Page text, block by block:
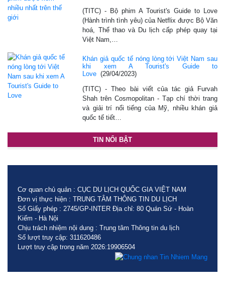
(TITC) - Bộ phim A Tourist's Guide to Love
(Hành trình tình yêu) của Netflix được Bộ Văn
hoá, Thể thao và Du lịch cấp phép quay tại
Việt Nam,…
Khán giả quốc tế nóng lòng tới Việt Nam sau
khi xem A Tourist's Guide to
Love (29/04/2023)
(TITC) - Theo bài viết của tác giả Furvah
Shah trên Cosmopolitan - Tạp chí thời trang
và giải trí nổi tiếng của Mỹ, nhiều khán giả
quốc tế tiết…
TIN NỔI BẬT
Cơ quan chủ quản : CỤC DU LỊCH QUỐC GIA VIỆT NAM
Đơn vị thực hiện : TRUNG TÂM THÔNG TIN DU LỊCH
Số Giấy phép : 2745/GP-INTER Địa chỉ: 80 Quán Sứ - Hoàn
Kiếm - Hà Nội
Chịu trách nhiệm nội dung : Trung tâm Thông tin du lịch
Số lượt truy cập: 311620486
Lượt truy cập trong năm 2026:19906504